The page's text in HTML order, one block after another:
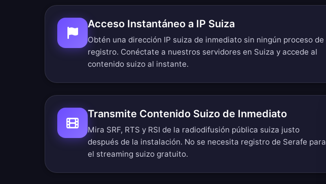
Acceso Instantáneo a IP Suiza
Obtén una dirección IP suiza de inmediato sin ningún proceso de
registro. Conéctate a nuestros servidores en Suiza y accede al
contenido suizo al instante.
Transmite Contenido Suizo de Inmediato
Mira SRF, RTS y RSI de la radiodifusión pública suiza justo
después de la instalación. No se necesita registro de Serafe para
el streaming suizo gratuito.